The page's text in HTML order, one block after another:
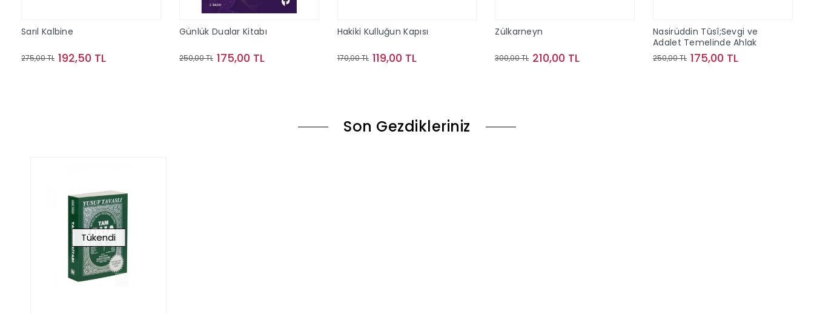
Sarıl Kalbine
275,00 TL 192,50 TL
Günlük Dualar Kitabı
250,00 TL 175,00 TL
Hakiki Kulluğun Kapısı
170,00 TL 119,00 TL
Zülkarneyn
300,00 TL 210,00 TL
Nasirüddin Tûsî;Sevgi ve
Adalet Temelinde Ahlak
250,00 TL 175,00 TL
Son Gezdikleriniz
Tükendi